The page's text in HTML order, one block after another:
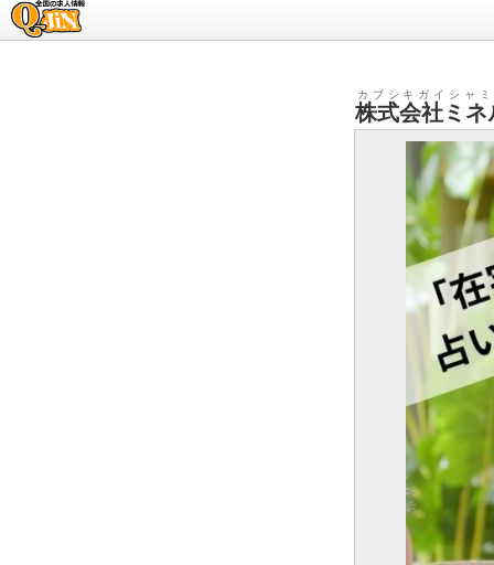
株式会社ミネ
カブシキガイシャミ
求人情報のQ-JiN